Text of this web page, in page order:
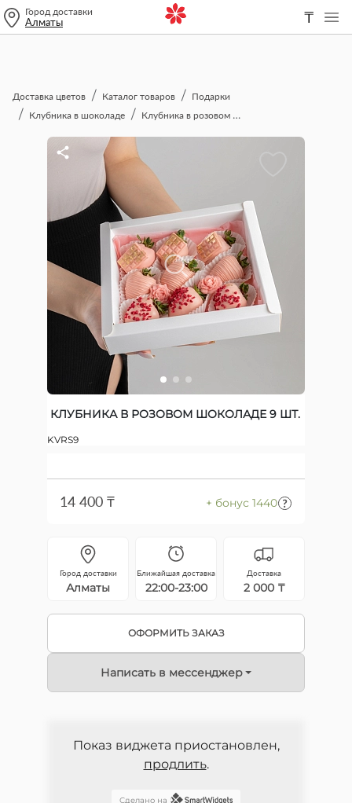
Город доставки
Алматы ₸
Доставка цветов Каталог товаров
Подарки
Клубника в шоколаде
Клубника в розовом шоколаде 9 шт.
КЛУБНИКА В РОЗОВОМ ШОКОЛАДЕ 9 ШТ.
KVRS9
14 400 ₸ + бонус 1440
Город доставки
Алматы
Ближайшая доставка
22:00-23:00
Доставка
2 000 ₸
ОФОРМИТЬ ЗАКАЗ
Написать в мессенджер
Показ виджета приостановлен,
продлить.
Сделано на